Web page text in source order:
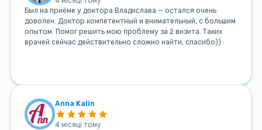
Был на приёме у доктора Владислава — остался очень
доволен. Доктор компетентный и внимательный, с большим
опытом. Помог решить мою проблему за 2 визита. Таких
врачей сейчас действительно сложно найти, спасибо))
Anna Kalin
4 місяці тому